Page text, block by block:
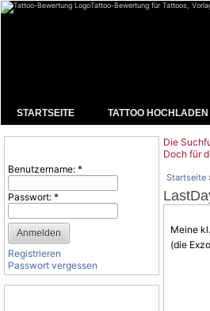
Tattoo-Bewertung für Tattoos,
STARTSEITE TATTOO HOCHLADEN
Benutzername: *
Passwort: *
Registrieren
Passwort vergessen
Die
Doch für
Startseite
Meine
(die